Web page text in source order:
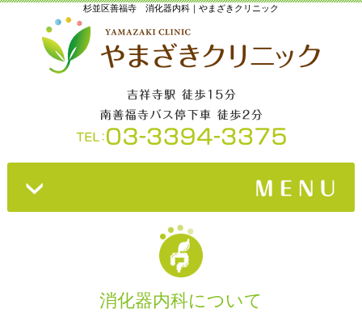
杉並区善福寺 消化器内科｜やまざきクリニック
消化器内科について